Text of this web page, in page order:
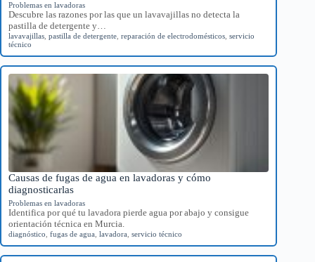
Problemas en lavadoras
Descubre las razones por las que un lavavajillas no detecta la
pastilla de detergente y…
lavavajillas pastilla de detergente reparación de electrodomésticos servicio
técnico
Causas de fugas de agua en lavadoras y cómo
diagnosticarlas
Problemas en lavadoras
Identifica por qué tu lavadora pierde agua por abajo y consigue
orientación técnica en Murcia.
diagnóstico fugas de agua lavadora servicio técnico